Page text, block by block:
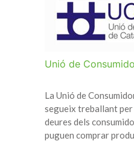
Unió de
La Unió de
segueix treballant
deures dels
puguen comprar